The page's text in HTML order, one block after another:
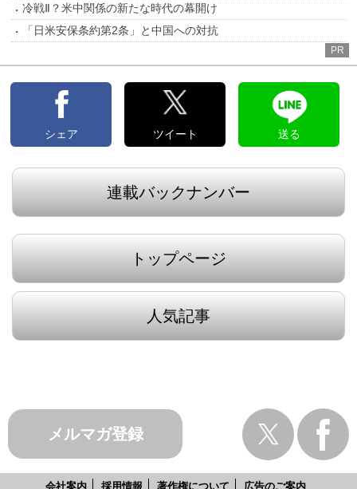
冷戦Ⅱ？米中関係の新たな時代の幕開け
「日米安保条約第2条」と中国への対抗
PR
シェア ツイート 送る
連載バックナンバー
トップページ
人気記事
メルマガ登録
会社案内 採用情報 著作権について 広告のご案内